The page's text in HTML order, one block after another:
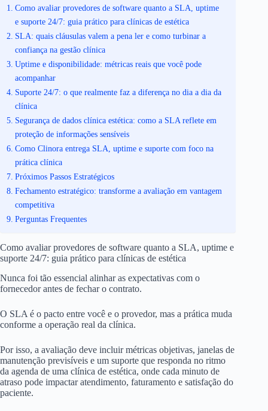
Como avaliar provedores de software quanto a SLA, uptime
e suporte 24/7: guia prático para clínicas de estética
SLA: quais cláusulas valem a pena ler e como turbinar a
confiança na gestão clínica
Uptime e disponibilidade: métricas reais que você pode
acompanhar
Suporte 24/7: o que realmente faz a diferença no dia a dia da
clínica
Segurança de dados clínica estética: como a SLA reflete em
proteção de informações sensíveis
Como Clinora entrega SLA, uptime e suporte com foco na
prática clínica
Próximos Passos Estratégicos
Fechamento estratégico: transforme a avaliação em vantagem
competitiva
Perguntas Frequentes
Como avaliar provedores de software quanto a SLA, uptime e
suporte 24/7: guia prático para clínicas de estética
Nunca foi tão essencial alinhar as expectativas com o
fornecedor antes de fechar o contrato.
O SLA é o pacto entre você e o provedor, mas a prática muda
conforme a operação real da clínica.
Por isso, a avaliação deve incluir métricas objetivas, janelas de
manutenção previsíveis e um suporte que responda no ritmo
da agenda de uma clínica de estética, onde cada minuto de
atraso pode impactar atendimento, faturamento e satisfação do
paciente.